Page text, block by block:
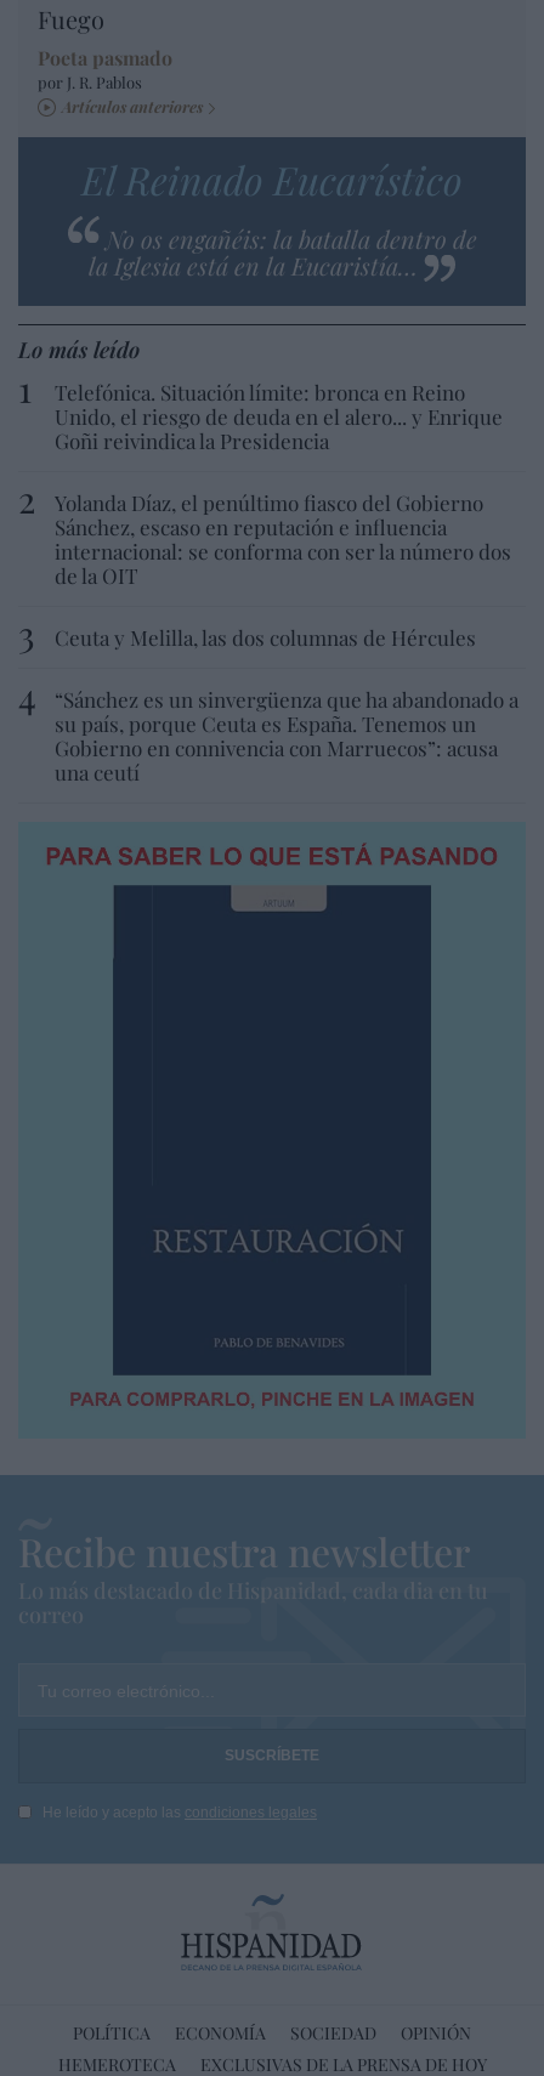
Fuego
Poeta pasmado
por J. R. Pablos
Artículos anteriores
El Reinado Eucarístico
No os engañéis: la batalla dentro de
la Iglesia está en la Eucaristía…
Lo más leído
Telefónica. Situación límite: bronca en Reino
Unido, el riesgo de deuda en el alero... y Enrique
Goñi reivindica la Presidencia
Yolanda Díaz, el penúltimo fiasco del Gobierno
Sánchez, escaso en reputación e influencia
internacional: se conforma con ser la número dos
de la OIT
Ceuta y Melilla, las dos columnas de Hércules
“Sánchez es un sinvergüenza que ha abandonado a
su país, porque Ceuta es España. Tenemos un
Gobierno en connivencia con Marruecos”: acusa
una ceutí
Recibe nuestra newsletter
Lo más destacado de Hispanidad, cada dia en tu
correo
Tu correo electrónico...
He leído y acepto las condiciones legales
POLÍTICA ECONOMÍA SOCIEDAD
OPINIÓN
HEMEROTECA
EXCLUSIVAS DE LA PRENSA DE HOY